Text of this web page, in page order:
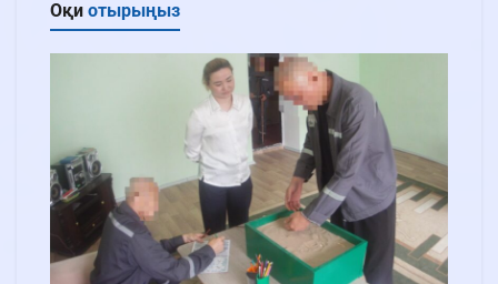
Оқи отырыңыз